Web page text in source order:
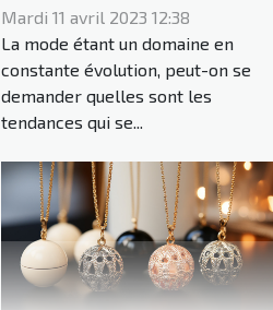
Mardi 11 avril 2023 12:38
La mode étant un domaine en
constante évolution, peut-on se
demander quelles sont les
tendances qui se...